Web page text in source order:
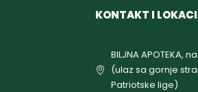
KONTAKT I
BILJNA APOTEKA,
(ulaz sa gornje
Patriotske lige)